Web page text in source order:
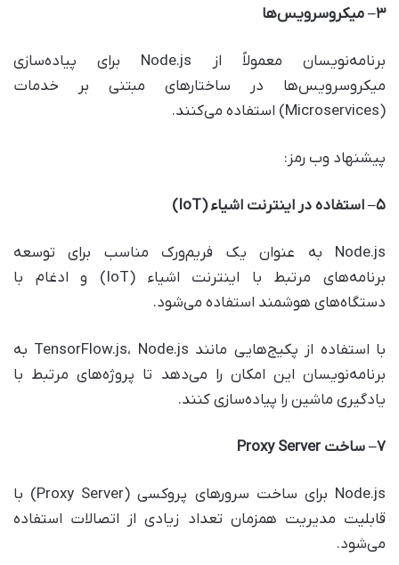
۳–میکروسرویس‌ها
برنامه‌نویسان معمولاً از Node.js برای پیاده‌سازی
میکروسرویس‌ها در ساختارهای مبتنی بر خدمات
(Microservices) استفاده می‌کنند.
پيشنهاد وب رمز:
۵–استفاده در اینترنت اشیاء(IoT)
Node.js به عنوان یک فریم‌ورک مناسب برای توسعه
برنامه‌های مرتبط با اینترنت اشیاء (IoT) و ادغام با
دستگاه‌های هوشمند استفاده می‌شود.
با استفاده از پکیج‌هایی مانند TensorFlow.js، Node.js به
برنامه‌نویسان این امکان را می‌دهد تا پروژه‌های مرتبط با
یادگیری ماشین را پیاده‌سازی کنند.
۷–ساخت
Node.js برای ساخت سرورهای پروکسی (Proxy Server) با
قابلیت مدیریت همزمان تعداد زیادی از اتصالات استفاده
می‌شود.